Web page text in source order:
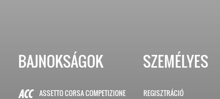
BAJNOKSÁGOK
ASSETTO CORSA COMPETIZIONE
SZEMÉLYES
REGISZTRÁCIÓ